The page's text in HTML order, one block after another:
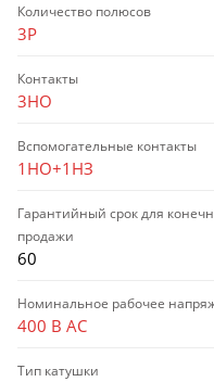
Количество полюсов
3P
Контакты
3НО
Вспомогательные контакты
1НО+1НЗ
Гарантийный срок для
продажи
60
Номинальное рабочее
400 В AC
Тип катушки